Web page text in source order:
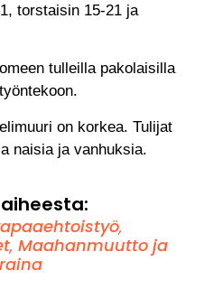
torstaisin 15-21 ja
tulleilla pakolaisilla
on korkea. Tulijat
naisia ja vanhuksia.
,
,Maahanmuutto ja